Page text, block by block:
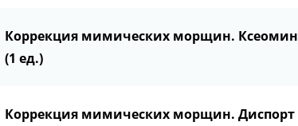
Коррекция мимических морщин. Ксеомин
(1 ед.)
Коррекция мимических морщин. Диспорт